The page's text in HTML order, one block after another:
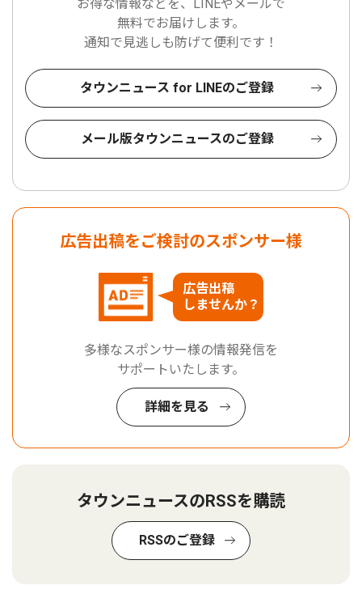
お得な情報などを、LINEやメールで
無料でお届けします。
通知で見逃しも防げて便利です！
タウンニュース for LINEのご登録
メール版タウンニュースのご登録
広告出稿をご検討のスポンサー様
広告出稿
しませんか？
多様なスポンサー様の情報発信を
サポートいたします。
詳細を見る
タウンニュースのRSSを購読
RSSのご登録